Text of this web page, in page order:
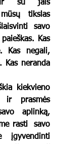
ir su jais
tikslas
savo
Kas
Kas negali,
Kas neranda
ir prasmės
aplinką,
rasti  savo
įgyvendinti